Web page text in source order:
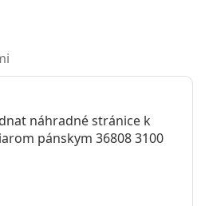
náhradné stránice k
pánskym 36808 3100